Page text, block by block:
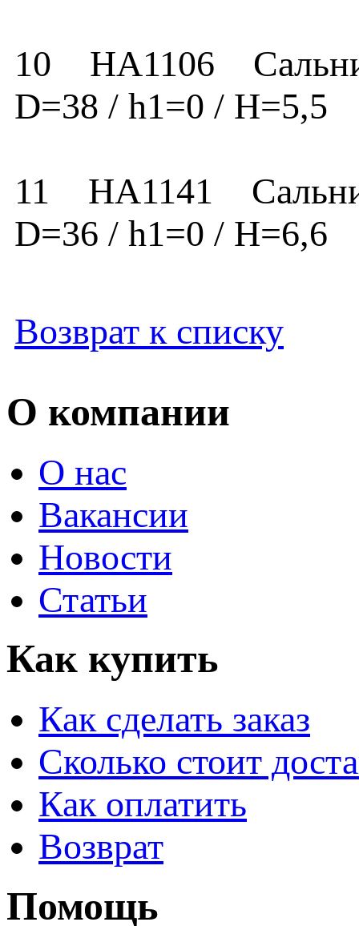
10 HA1106
D=38 / h1=0 /
11 HA1141
D=36 / h1=0 /
Возврат к списку
О компании
О нас
Вакансии
Новости
Статьи
Как купить
Как сделать заказ
Сколько стоит
Как оплатить
Возврат
Помощь